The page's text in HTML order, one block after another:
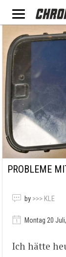
PROBLEME
by >>> KLE
Montag 20
Ich hätte